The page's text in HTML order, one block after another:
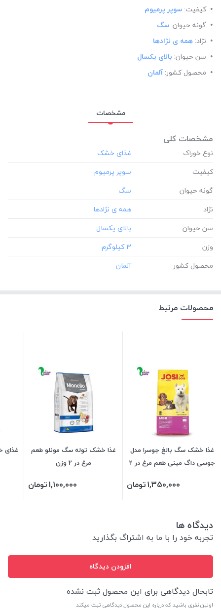
کیفیت: سوپر پرمیوم
گونه حیوان: سگ
نژاد: همه ی نژادها
سن حیوان: بالای یکسال
محصول کشور: آلمان
مشخصات
مشخصات کلی
نوع خوراک
کیفیت
گونه حیوان
نژاد
سن حیوان
وزن
‎3 کیلوگرم
محصول کشور
محصولات مرتبط
غذا خشک سگ بالغ جوسرا مدل
جوسی داگ مینی طعم مرغ در 2
1,350,000تومان
غذا خشک توله سگ مونلو طعم
مرغ در 2 وزن
1,100,000تومان
غذای
دیدگاه ها
تجربه خود را با ما به اشتراگ بگذارید
افزودن دیدگاه
تابحال دیدگاهی برای این محصول ثبت نشده
اولین نفری باشید که درباره این محصول دیدگاهی ثبت میکند